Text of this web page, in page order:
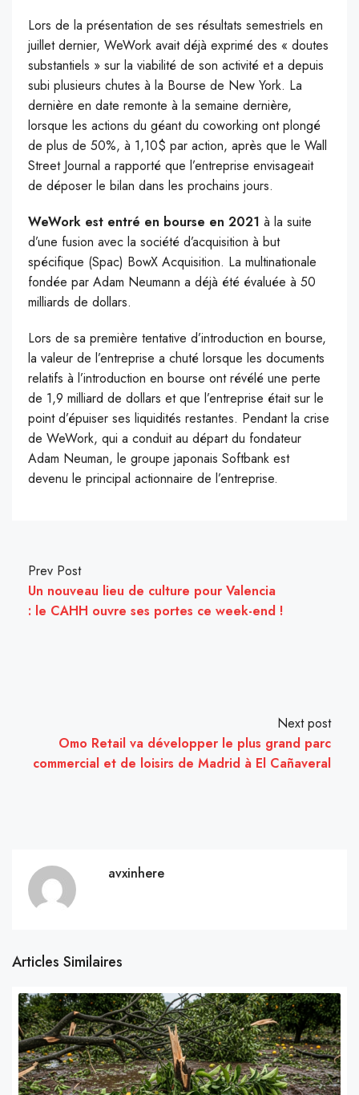
Lors de la présentation de ses résultats semestriels en
juillet dernier, WeWork avait déjà exprimé des « doutes
substantiels » sur la viabilité de son activité et a depuis
subi plusieurs chutes à la Bourse de New York. La
dernière en date remonte à la semaine dernière,
lorsque les actions du géant du coworking ont plongé
de plus de 50%, à 1,10$ par action, après que le Wall
Street Journal a rapporté que l’entreprise envisageait
de déposer le bilan dans les prochains jours.
WeWork est entré en bourse en 2021 à la suite
d’une fusion avec la société d’acquisition à but
spécifique (Spac) BowX Acquisition. La multinationale
fondée par Adam Neumann a déjà été évaluée à 50
milliards de dollars.
Lors de sa première tentative d’introduction en bourse,
la valeur de l’entreprise a chuté lorsque les documents
relatifs à l’introduction en bourse ont révélé une perte
de 1,9 milliard de dollars et que l’entreprise était sur le
point d’épuiser ses liquidités restantes. Pendant la crise
de WeWork, qui a conduit au départ du fondateur
Adam Neuman, le groupe japonais Softbank est
devenu le principal actionnaire de l’entreprise.
Prev Post
Un nouveau lieu de culture pour Valencia
: le CAHH ouvre ses portes ce week-end !
Next post
Omo Retail va développer le plus grand parc
commercial et de loisirs de Madrid à El Cañaveral
avxinhere
Articles Similaires